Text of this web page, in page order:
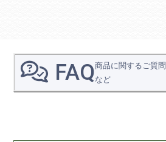
FAQ商品に関するご質
など